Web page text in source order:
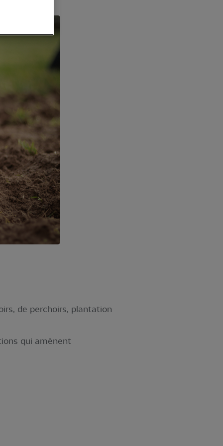
de perchoirs, plantation
qui amènent